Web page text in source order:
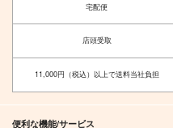
宅配便
店頭受取
11,000円（税込）以上で送料当社負担
便利な機能/サービス